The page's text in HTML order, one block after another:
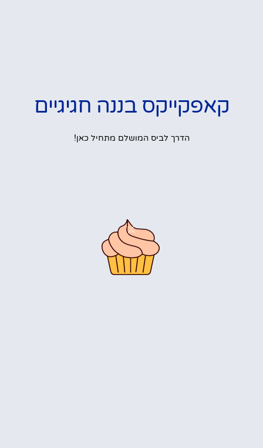
קאפקייקס בננה חגיגיים
הדרך לביס המושלם מתחיל כאן!